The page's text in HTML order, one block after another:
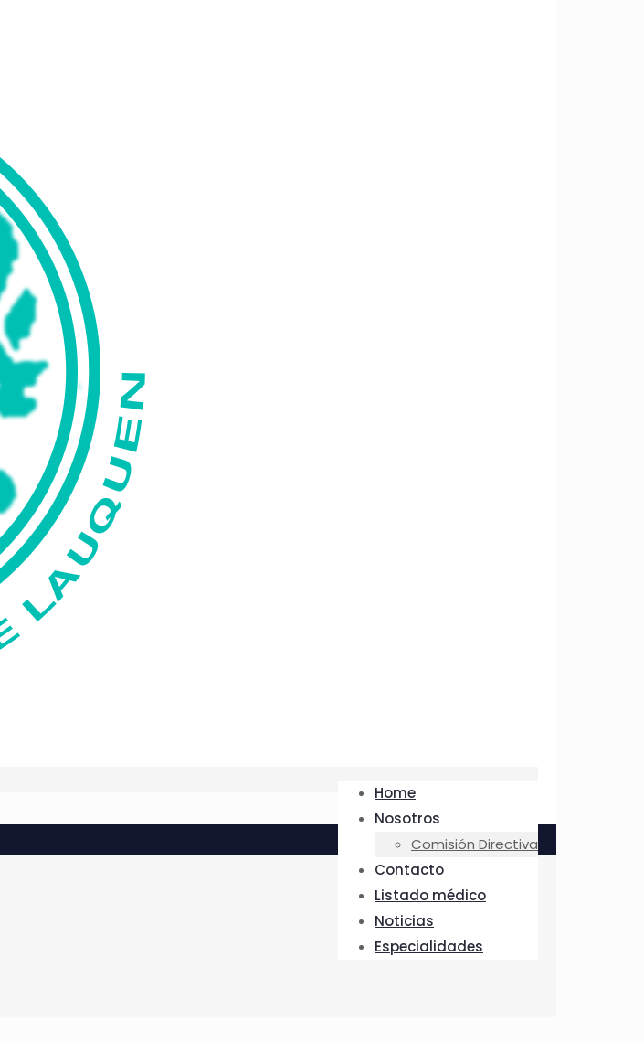
Home
Nosotros
Comisión Directiva
Contacto
Listado médico
Noticias
Especialidades